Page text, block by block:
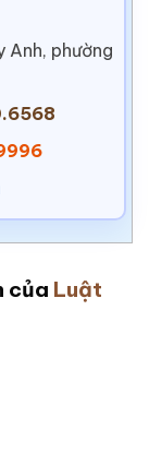
Anh, phường
của Luật